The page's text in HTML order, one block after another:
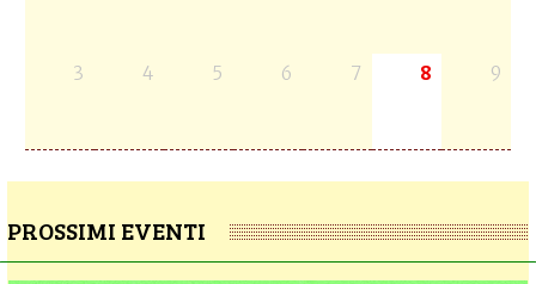
3 4 5 6 7 8 9
PROSSIMI EVENTI